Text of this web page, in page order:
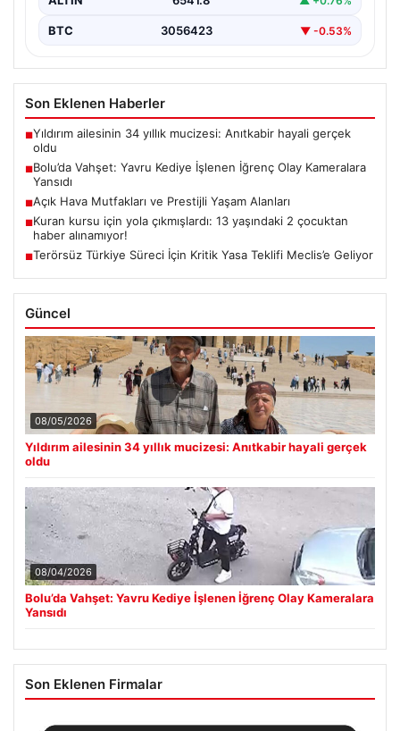
BTC 3056423 ▼ -0.53%
Son Eklenen Haberler
■Yıldırım ailesinin 34 yıllık mucizesi: Anıtkabir hayali gerçek
oldu
■Bolu’da Vahşet: Yavru Kediye İşlenen İğrenç Olay Kameralara
Yansıdı
■Açık Hava Mutfakları ve Prestijli Yaşam Alanları
■Kuran kursu için yola çıkmışlardı: 13 yaşındaki 2 çocuktan
haber alınamıyor!
■Terörsüz Türkiye Süreci İçin Kritik Yasa Teklifi Meclis’e Geliyor
Güncel
08/05/2026
Yıldırım ailesinin 34 yıllık mucizesi: Anıtkabir hayali gerçek
oldu
08/04/2026
Bolu’da Vahşet: Yavru Kediye İşlenen İğrenç Olay Kameralara
Yansıdı
Son Eklenen Firmalar